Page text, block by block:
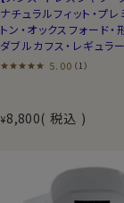
ナチュラルフィット・プレ
トン・オックスフォード・
ダブルカフス・レギュラ
5.00 （1）
¥8,800 税込